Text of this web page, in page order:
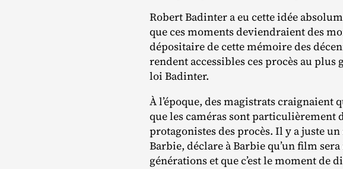
Robert Badinter a eu cette idée
que ces moments deviendraient des
dépositaire de cette mémoire des
rendent accessibles ces procès au
loi Badinter.
À l’époque, des magistrats craignaient
que les caméras sont particulièrement
protagonistes des procès. Il y a juste
Barbie, déclare à Barbie qu’un film
générations et que c’est le moment de